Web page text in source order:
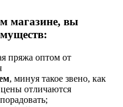
магазине, вы
, минуя такое звено, как
отличаются